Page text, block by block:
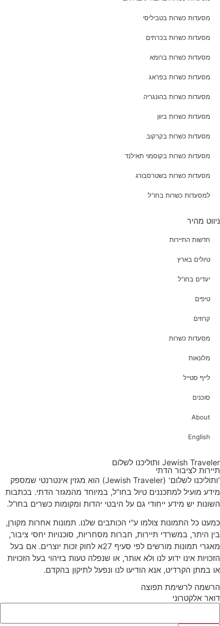
מסעדות כשרות בטביליסי
מסעדות כשרות בכרתים
מסעדות כשרות ברומא
מסעדות כשרות בפראג
מסעדות כשרות בהונגריה
מסעדות כשרות ביוון
מסעדות כשרות בקרקוב
מסעדות כשרות בקוסמוי תאילנד
מסעדות כשרות בשטרסבורג
למסעדות כשרות בחו"ל
ניווט מהיר
חדשות התיירות
טיולים בארץ
יעדים בחו"ל
טיפים
קרוזים
מסעדות כשרות
מלונאות
לייף סטייל
סוכנים
About
English
Jewish Traveler ותוליכנו לשלום
תיירות לציבור הדתי
'ותוליכנו לשלום' (Jewish Traveler) הוא מגזין אינטרנטי שמספק
מידע מועיל למתכננים טיול בחו"ל, במיוחד מהמגזר הדתי. בכתבות
השונות יש מידע ייחודי גם על היבטי יהדות ומקומות כשרים בחו"ל.
כמעט כל התמונות צולמו ע"י הכותבים שלנו. תמונות אחרות מקורן,
בין היתר, במשרדי תיירות, חברות מסחריות, סוכנויות יחסי ציבור,
מאגרי תמונות מורשים לפי סעיף 27א לחוק זכות יוצרים. אם בעל
הזכויות אינו ידוע לנו ולא אותר, או שנפלה טעות בזיהוי בעל הזכויות
או במתן הקרדיט, אנא הודיעו לנו ונפעל לתיקון בהקדם.
הרשמה לרשימת תפוצה
דואר אלקטרוני